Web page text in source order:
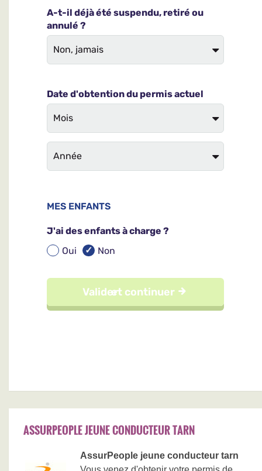
ASSURPEOPLE JEUNE CONDUCTEUR TARN
AssurPeople jeune conducteur tarn